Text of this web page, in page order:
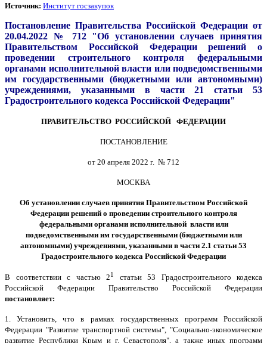
Источник: Институт госзакупок
Постановление Правительства Российской Федерации от
20.04.2022 № 712 "Об установлении случаев принятия
Правительством Российской Федерации решений о
проведении строительного контроля федеральными
органами исполнительной власти или подведомственными
им государственными (бюджетными или автономными)
учреждениями, указанными в части 21 статьи 53
Градостроительного кодекса Российской Федерации"
ПРАВИТЕЛЬСТВО РОССИЙСКОЙ ФЕДЕРАЦИИ
ПОСТАНОВЛЕНИЕ
от 20 апреля 2022 г. № 712
МОСКВА
Об установлении случаев принятия Правительством Российской
Федерации решений о проведении строительного контроля
федеральными органами исполнительной власти или
подведомственными им государственными (бюджетными или
автономными) учреждениями, указанными в части 2.1 статьи 53
Градостроительного кодекса Российской Федерации
В соответствии с частью 21
статьи 53 Градостроительного кодекса
Российской Федерации Правительство Российской Федерации
постановляет:
1. Установить, что в рамках государственных программ Российской
Федерации "Развитие транспортной системы", "Социально-экономическое
развитие Республики Крым и г. Севастополя", а также иных программ